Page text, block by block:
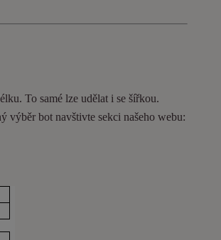
To samé lze udělat i se šířkou.
výběr bot navštivte sekci našeho webu: